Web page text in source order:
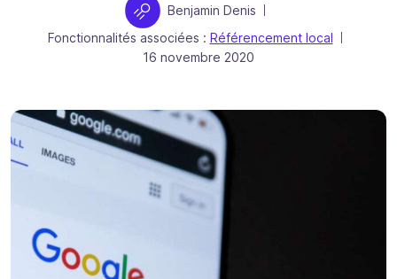
Auteur
Benjamin Denis
Fonctionnalités associées : Référencement local
Publié le
16 novembre 2020